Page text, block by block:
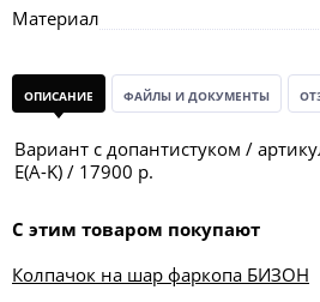
Материал
ОПИСАНИЕ ФАЙЛЫ И ДОКУМЕНТЫ
Вариант с допантистуком /
Е(A-K) / 17900 р.
С этим товаром покупают
Колпачок на шар фаркопа БИЗОН